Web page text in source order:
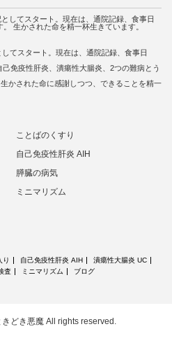
してスタート。現在は、通院記録、食事日
生かされた命を精一杯生きています。
てスタート。現在は、通院記録、食事日
免疫性肝炎、潰瘍性大腸炎、2つの難病とう
かされた命に感謝しつつ、できることを精一
ことばのくすり
自己免疫性肝炎 AIH
膵臓の病気
ミニマリズム
り 自己免疫性肝炎 AIH
潰瘍性大腸炎 UC
査 ミニマリズム ブログ
どき悪魔 All rights reserved.